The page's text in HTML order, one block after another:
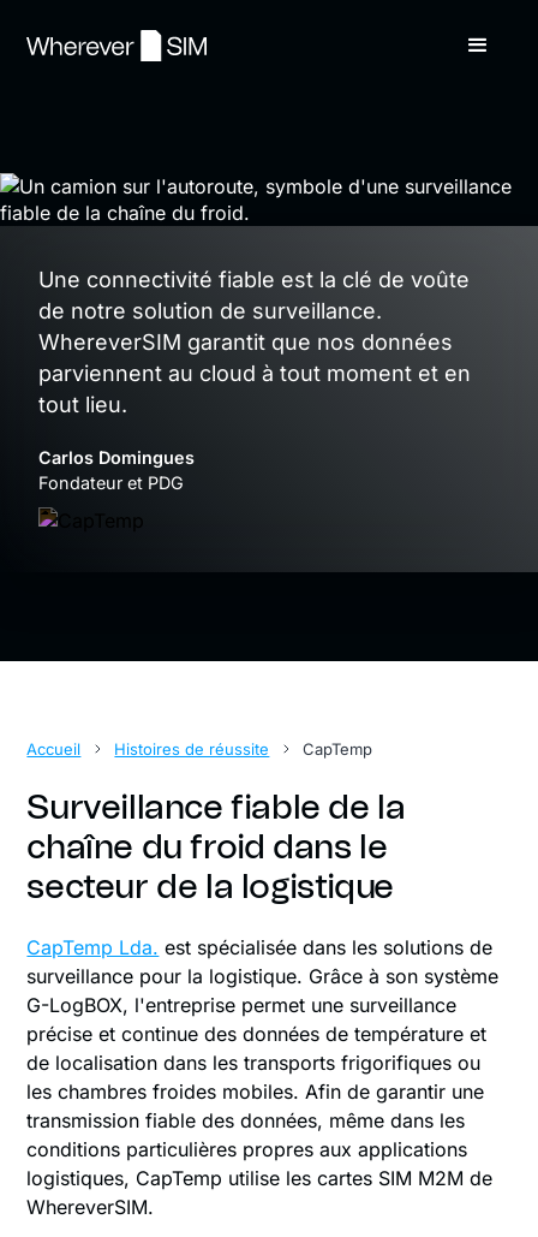
Une connectivité fiable est la clé de voûte
de notre solution de surveillance.
WhereverSIM garantit que nos données
parviennent au cloud à tout moment et en
tout lieu.
Carlos Domingues
Fondateur et PDG
Accueil Histoires de réussite CapTemp
Surveillance fiable de la
chaîne du froid dans le
secteur de la logistique
CapTemp Lda. est spécialisée dans les solutions de
surveillance pour la logistique. Grâce à son système
G-LogBOX, l'entreprise permet une surveillance
précise et continue des données de température et
de localisation dans les transports frigorifiques ou
les chambres froides mobiles. Afin de garantir une
transmission fiable des données, même dans les
conditions particulières propres aux applications
logistiques, CapTemp utilise les cartes SIM M2M de
WhereverSIM.